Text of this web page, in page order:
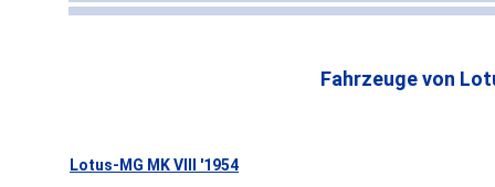
Fahrzeuge von
Lotus-MG MK VIII '1954